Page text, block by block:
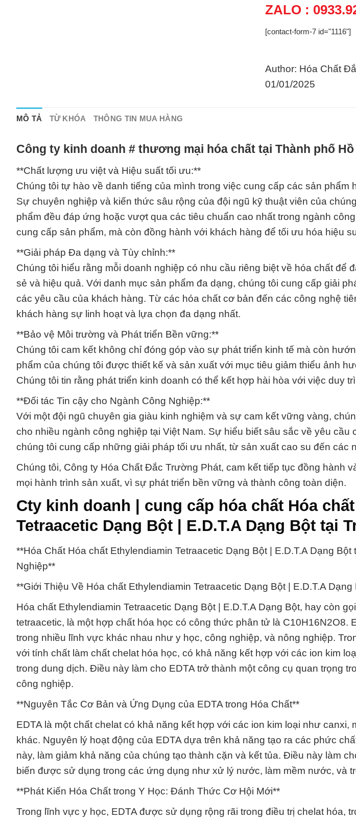
ZALO :
[contact-form-7 id="1116"]
Author: Hóa Chất
01/01/2025
MÔ TẢ TỪ KHÓA THÔNG TIN MUA HÀNG
Công ty kinh doanh # thương mại hóa chất tại Thành phố Hồ
**Chất lượng ưu việt và Hiệu suất tối ưu:**
Chúng tôi tự hào về danh tiếng của mình trong việc cung cấp các sản phẩm
Sự chuyên nghiệp và kiến thức sâu rộng của đội ngũ kỹ thuật viên của
phẩm đều đáp ứng hoặc vượt qua các tiêu chuẩn cao nhất trong ngành
cung cấp sản phẩm, mà còn đồng hành với khách hàng để tối ưu hóa hiệu
**Giải pháp Đa dạng và Tùy chỉnh:**
Chúng tôi hiểu rằng mỗi doanh nghiệp có nhu cầu riêng biệt về hóa chất để
sẻ và hiệu quả. Với danh mục sản phẩm đa dạng, chúng tôi cung cấp giải
các yêu cầu của khách hàng. Từ các hóa chất cơ bản đến các công nghệ
khách hàng sự linh hoạt và lựa chọn đa dạng nhất.
**Bảo vệ Môi trường và Phát triển Bền vững:**
Chúng tôi cam kết không chỉ đóng góp vào sự phát triển kinh tế mà còn
phẩm của chúng tôi được thiết kế và sản xuất với mục tiêu giảm thiểu ảnh
Chúng tôi tin rằng phát triển kinh doanh có thể kết hợp hài hòa với việc duy
**Đối tác Tin cậy cho Ngành Công Nghiệp:**
Với một đội ngũ chuyên gia giàu kinh nghiệm và sự cam kết vững vàng,
cho nhiều ngành công nghiệp tại Việt Nam. Sự hiểu biết sâu sắc về yêu cầu
chúng tôi cung cấp những giải pháp tối ưu nhất, từ sản xuất cao su đến các
Chúng tôi, Công ty Hóa Chất Đắc Trường Phát, cam kết tiếp tục đồng hành
mọi hành trình sản xuất, vì sự phát triển bền vững và thành công toàn diện.
Cty kinh doanh | cung cấp hóa chất Hóa
Tetraacetic Dạng Bột | E.D.T.A Dạng Bột tại
**Hóa Chất Hóa chất Ethylendiamin Tetraacetic Dạng Bột | E.D.T.A Dạng
Nghiệp**
**Giới Thiệu Về Hóa chất Ethylendiamin Tetraacetic Dạng Bột | E.D.T.A Dạng
Hóa chất Ethylendiamin Tetraacetic Dạng Bột | E.D.T.A Dạng Bột, hay còn
tetraacetic, là một hợp chất hóa học có công thức phân tử là C10H16N2O8.
trong nhiều lĩnh vực khác nhau như y học, công nghiệp, và nông nghiệp.
với tính chất làm chất chelat hóa học, có khả năng kết hợp với các ion kim
trong dung dịch. Điều này làm cho EDTA trở thành một công cụ quan trọng
công nghiệp.
**Nguyên Tắc Cơ Bản và Ứng Dụng của EDTA trong Hóa Chất**
EDTA là một chất chelat có khả năng kết hợp với các ion kim loại như canxi,
khác. Nguyên lý hoạt động của EDTA dựa trên khả năng tạo ra các phức
này, làm giảm khả năng của chúng tạo thành cặn và kết tủa. Điều này làm
biến được sử dụng trong các ứng dụng như xử lý nước, làm mềm nước, và
**Phát Kiến Hóa Chất trong Y Học: Đánh Thức Cơ Hội Mới**
Trong lĩnh vực y học, EDTA được sử dụng rộng rãi trong điều trị chelat hóa,